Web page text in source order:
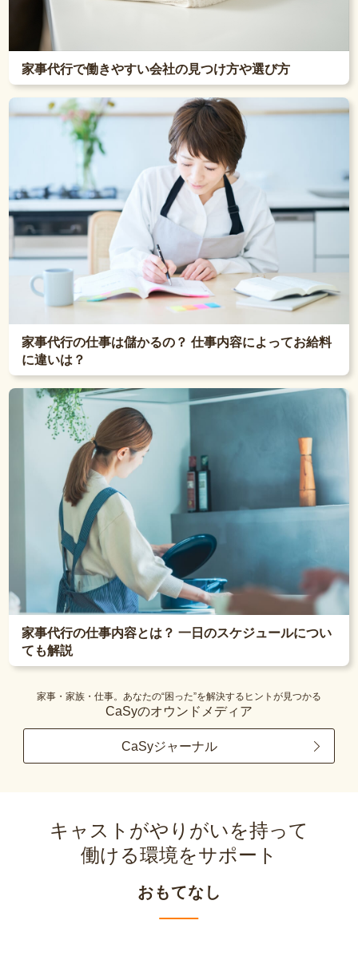
家事代行で働きやすい会社の見つけ方や選び方
家事代行の仕事は儲かるの？ 仕事内容によってお給料
に違いは？
家事代行の仕事内容とは？ 一日のスケジュールについ
ても解説
家事・家族・仕事。あなたの“困った”を解決するヒントが見つかる
CaSyのオウンドメディア
CaSyジャーナル
キャストがやりがいを持って
働ける環境をサポート
おもてなし